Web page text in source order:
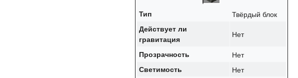
Тип Твёрдый блок
Действует ли
гравитация
Нет
Прозрачность Нет
Светимость Нет